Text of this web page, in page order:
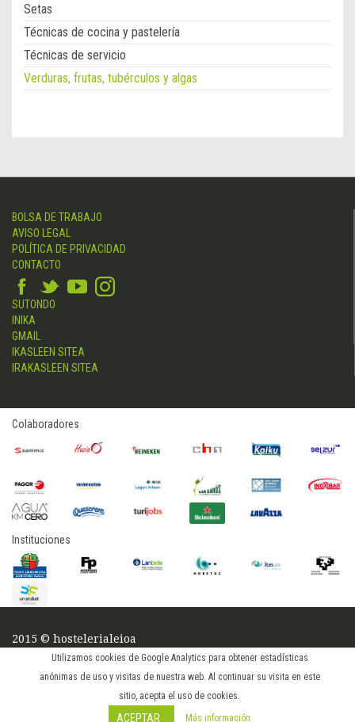
Utilizamos cookies de Google Analytics para obtener estadísticas
anónimas de uso y visitas de nuestra web. Al continuar su visita en este
sitio, acepta el uso de cookies.
ACEPTAR Más información
Setas
Técnicas de cocina y pastelería
Técnicas de servicio
Verduras, frutas, tubérculos y algas
BOLSA DE TRABAJO
AVISO LEGAL
POLÍTICA DE PRIVACIDAD
CONTACTO
SUTONDO
INIKA
GMAIL
IKASLEEN SITEA
IRAKASLEEN SITEA
Colaboradores
Instituciones
2015 © hostelerialeioa